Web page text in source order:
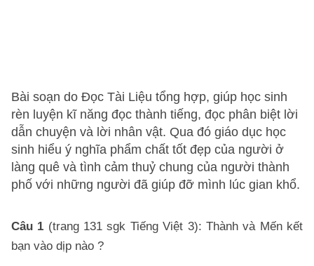
Bài soạn do Đọc Tài Liệu tổng hợp, giúp học sinh
rèn luyện kĩ năng đọc thành tiếng, đọc phân biệt lời
dẫn chuyện và lời nhân vật. Qua đó giáo dục học
sinh hiểu ý nghĩa phẩm chất tốt đẹp của người ở
làng quê và tình cảm thuỷ chung của người thành
phố với những người đã giúp đỡ mình lúc gian khổ.
Câu 1 (trang 131 sgk Tiếng Việt 3): Thành và Mến kết
bạn vào dịp nào ?